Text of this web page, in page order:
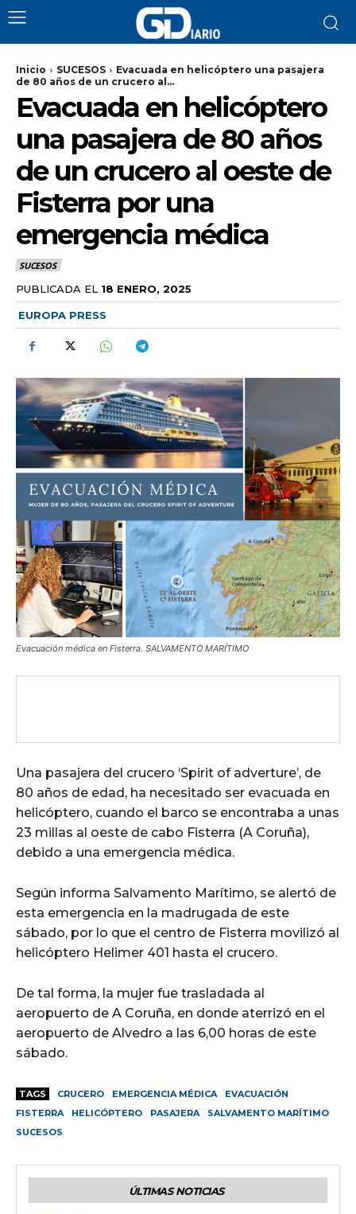
Inicio SUCESOS
Evacuada en helicóptero una pasajera
de 80 años de un crucero al...
Evacuada en helicóptero
una pasajera de 80 años
de un crucero al oeste de
Fisterra por una
emergencia médica
SUCESOS
PUBLICADA EL 18 ENERO, 2025
EUROPA PRESS
Evacuación médica en Fisterra. SALVAMENTO MARÍTIMO
Una pasajera del crucero ‘Spirit of adverture’, de
80 años de edad, ha necesitado ser evacuada en
helicóptero, cuando el barco se encontraba a unas
23 millas al oeste de cabo Fisterra (A Coruña),
debido a una emergencia médica.
Según informa Salvamento Marítimo, se alertó de
esta emergencia en la madrugada de este
sábado, por lo que el centro de Fisterra movilizó al
helicóptero Helimer 401 hasta el crucero.
De tal forma, la mujer fue trasladada al
aeropuerto de A Coruña, en donde aterrizó en el
aeropuerto de Alvedro a las 6,00 horas de este
sábado.
TAGS CRUCERO EMERGENCIA MÉDICA
EVACUACIÓN
FISTERRA
HELICÓPTERO PASAJERA
SALVAMENTO MARÍTIMO
SUCESOS
ÚLTIMAS NOTICIAS